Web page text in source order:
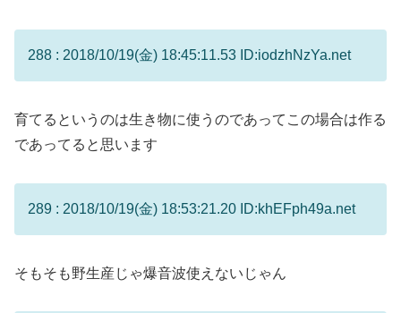
288 : 2018/10/19(金) 18:45:11.53 ID:iodzhNzYa.net
育てるというのは生き物に使うのであってこの場合は作る
であってると思います
289 : 2018/10/19(金) 18:53:21.20 ID:khEFph49a.net
そもそも野生産じゃ爆音波使えないじゃん